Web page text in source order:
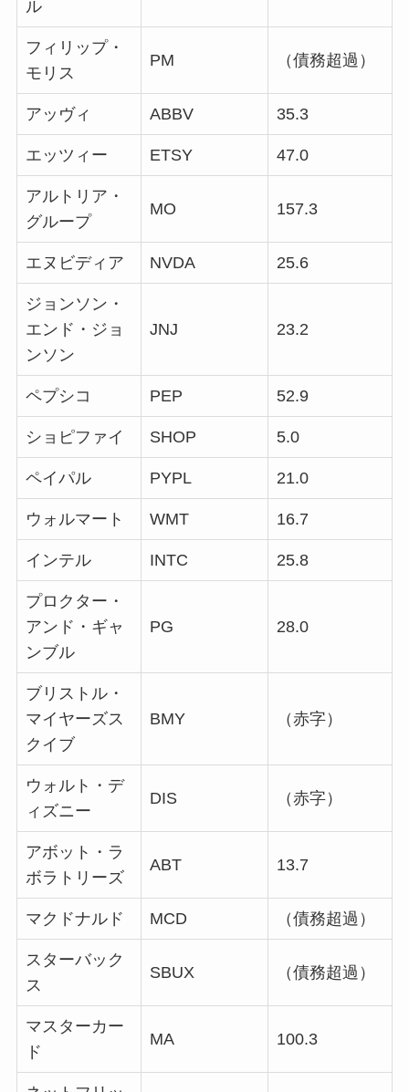
ル
フィリップ・
モリス
PM （債務超過）
アッヴィ ABBV 35.3
エッツィー ETSY 47.0
アルトリア・
グループ
MO 157.3
エヌビディア NVDA 25.6
ジョンソン・
エンド・ジョ
ンソン
JNJ 23.2
ペプシコ PEP 52.9
ショピファイ SHOP 5.0
ペイパル PYPL 21.0
ウォルマート WMT 16.7
インテル INTC 25.8
プロクター・
アンド・ギャ
ンブル
PG 28.0
ブリストル・
マイヤーズス
クイブ
BMY （赤字）
ウォルト・デ
ィズニー
DIS （赤字）
アボット・ラ
ボラトリーズ
ABT 13.7
マクドナルド MCD （債務超過）
スターバック
ス
SBUX （債務超過）
マスターカー
ド
MA 100.3